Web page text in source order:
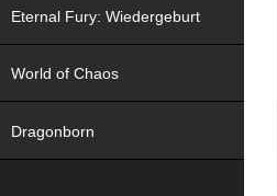
Eternal Fury: Wiedergeburt
World of Chaos
Dragonborn